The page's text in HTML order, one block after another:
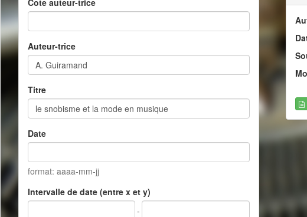
Cote auteur-trice
Auteur-trice
Titre
Date
format: aaaa-mm-jj
Intervalle de date (entre x et y)
-